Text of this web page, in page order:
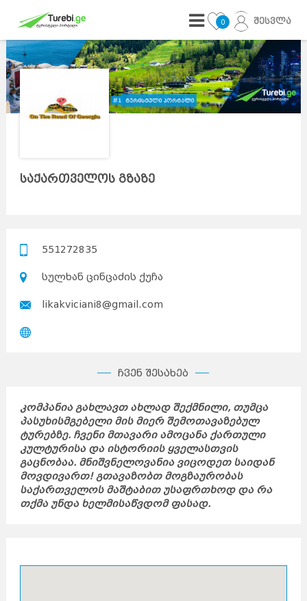
0 შესვლა
საქართველოს გზაზე
551272835
სულხან ცინცაძის ქუჩა
likakviciani8@gmail.com
ჩვენ შესახებ
კომპანია გახლავთ ახლად შექმნილი, თუმცა
პასუხისმგებელი მის მიერ შემოთავაზებულ
ტურებზე. ჩვენი მთავარი ამოცანა ქართული
კულტურისა და ისტორიის ყველასთვის
გაცნობაა. მნიშვნელოვანია ვიცოდეთ საიდან
მოვდივართ! გთავაზობთ მოგზაურობას
საქართველოს მაშტაბით უსაფრთხოდ და რა
თქმა უნდა ხელმისაწვდომ ფასად.